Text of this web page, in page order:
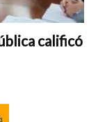
calificó